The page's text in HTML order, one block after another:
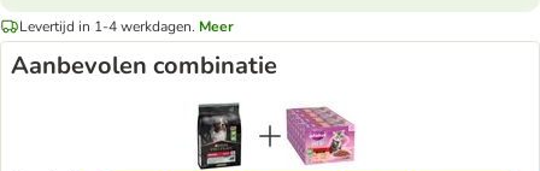
Levertijd in 1-4 werkdagen. Meer
Aanbevolen combinatie